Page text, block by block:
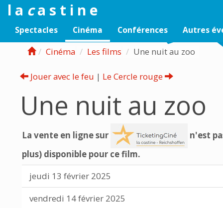
l a ca s t i n e
Spectacles Cinéma Conférences Autres
Cinéma Les films Une nuit au zoo
Jouer avec le feu | Le Cercle rouge
Une nuit au zoo
La vente en ligne sur
n'est
plus) disponible pour ce film.
jeudi 13 février 2025
vendredi 14 février 2025